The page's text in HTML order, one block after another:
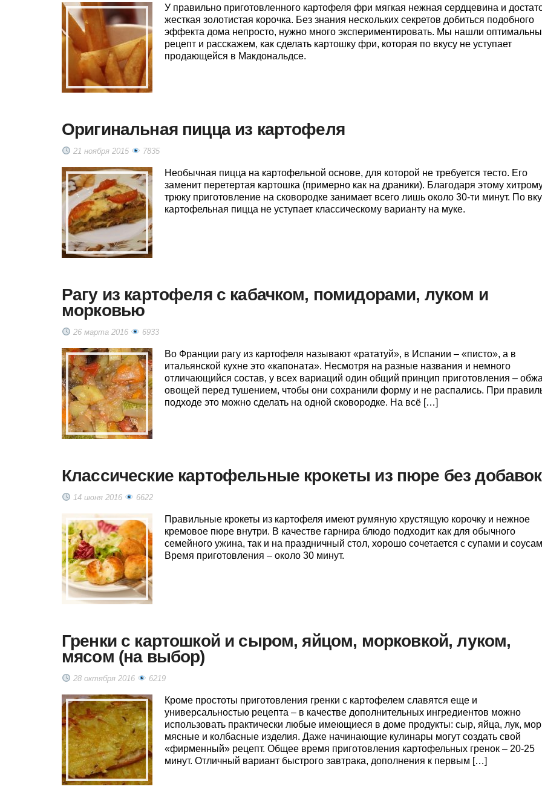
У правильно приготовленного картофеля фри мягкая нежная сердцевина и
жесткая золотистая корочка. Без знания нескольких секретов добиться подобного
эффекта дома непросто, нужно много экспериментировать. Мы нашли
рецепт и расскажем, как сделать картошку фри, которая по вкусу не уступает
продающейся в Макдональдсе.
Оригинальная пицца из картофеля
21 ноября 2015 7835
Необычная пицца на картофельной основе, для которой не требуется тесто. Его
заменит перетертая картошка (примерно как на драники). Благодаря этому
трюку приготовление на сковородке занимает всего лишь около 30-ти минут. По
картофельная пицца не уступает классическому варианту на муке.
Рагу из картофеля с кабачком, помидорами, луком и
морковью
26 марта 2016 6933
Во Франции рагу из картофеля называют «рататуй», в Испании – «писто», а в
итальянской кухне это «капоната». Несмотря на разные названия и немного
отличающийся состав, у всех вариаций один общий принцип приготовления –
овощей перед тушением, чтобы они сохранили форму и не распались. При
подходе это можно сделать на одной сковородке. На всё […]
Классические картофельные крокеты из пюре без добавок
14 июня 2016 6622
Правильные крокеты из картофеля имеют румяную хрустящую корочку и нежное
кремовое пюре внутри. В качестве гарнира блюдо подходит как для обычного
семейного ужина, так и на праздничный стол, хорошо сочетается с супами и
Время приготовления – около 30 минут.
Гренки с картошкой и сыром, яйцом, морковкой, луком,
мясом (на выбор)
28 октября 2016 6219
Кроме простоты приготовления гренки с картофелем славятся еще и
универсальностью рецепта – в качестве дополнительных ингредиентов можно
использовать практически любые имеющиеся в доме продукты: сыр, яйца, лук,
мясные и колбасные изделия. Даже начинающие кулинары могут создать свой
«фирменный» рецепт. Общее время приготовления картофельных гренок – 20-25
минут. Отличный вариант быстрого завтрака, дополнения к первым […]